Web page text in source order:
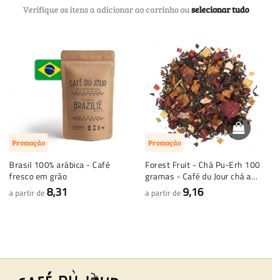
Verifique os itens a adicionar ao carrinho ouselecionar tudo
Promoção
Brasil 100% arábica - Café
fresco em grão
a partir de 8,31
Promoção
Forest Fruit - Chá Pu-Erh 100
gramas - Café du Jour chá a
granel
a partir de 9,16